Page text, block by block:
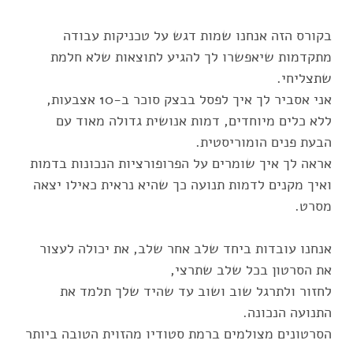
בקורס הזה אנחנו שמות דגש על טכניקות עבודה
מתקדמות שיאפשרו לך להגיע לתוצאות שלא חלמת
אני אסביר לך איך לפסל בבצק סוכר ב-10 אצבעות,
ללא כלים מיוחדים, דמות אנושית גדולה מאוד עם
אראה לך איך שומרים על הפרופורציות הנכונות בדמות
ואיך מקנים לדמות תנועה כך שהיא נראית כאילו יצאה
אנחנו עובדות ביחד שלב אחר שלב, את יכולה לעצור
לחזור ולתרגל שוב ושוב עד שהיד שלך תלמד את
הסרטונים מצולמים ברמת סטודיו מהזוית הטובה ביותר